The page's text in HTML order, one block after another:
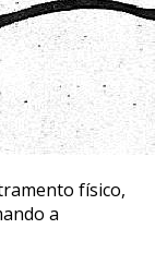
físico,
a